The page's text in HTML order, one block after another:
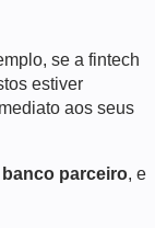
se a fintech
estiver
aos seus
parceiro, e